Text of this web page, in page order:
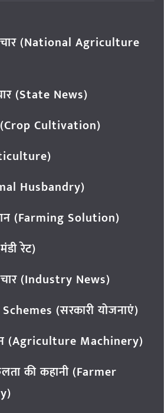
(National Agriculture
(State News)
Cultivation)
Husbandry)
(Farming Solution)
रेट)
(Industry News)
(सरकारी योजनाएं)
(Agriculture Machinery)
की कहानी (Farmer